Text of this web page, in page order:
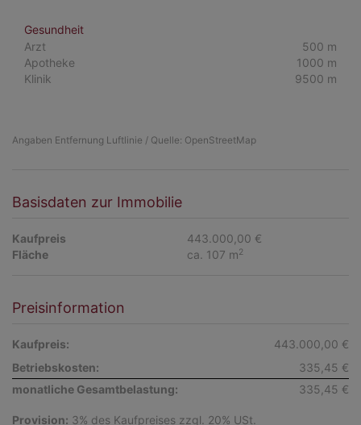
Gesundheit
Arzt
500 m
Apotheke
1000 m
Klinik
9500 m
Angaben Entfernung Luftlinie / Quelle: OpenStreetMap
Basisdaten zur Immobilie
Kaufpreis
443.000,00 €
Fläche
ca. 107 m2
Preisinformation
Kaufpreis:
443.000,00 €
Betriebskosten:
335,45 €
monatliche Gesamtbelastung:
335,45 €
Provision: 3% des Kaufpreises zzgl. 20% USt.